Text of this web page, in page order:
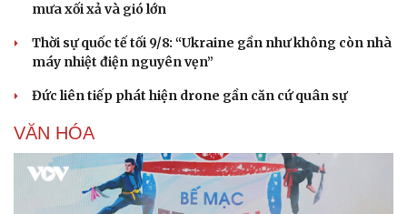
mưa xối xả và gió lớn
Thời sự quốc tế tối 9/8: “Ukraine gần như không còn nhà
máy nhiệt điện nguyên vẹn”
Đức liên tiếp phát hiện drone gần căn cứ quân sự
VĂN HÓA